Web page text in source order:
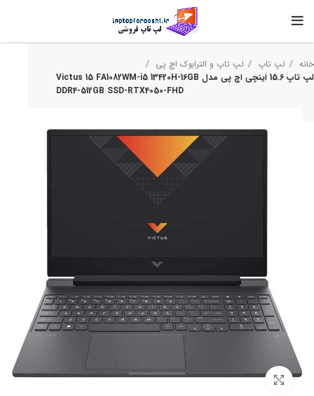
خانه لپ تاپ
لپ تاپ و الترابوک اچ‌ پی
لپ تاپ 15.6 اینچی اچ‌ پی مدل Victus 15 FA1082WM-i5 13420H-16GB
DDR4-512GB SSD-RTX4050-FHD
برای بزرگنمایی کلیک کنید